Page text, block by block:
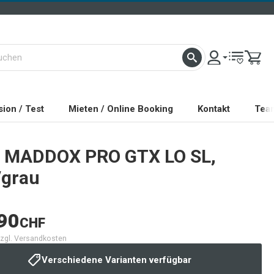
/ Test Mieten / Online Booking Kontakt
MADDOX PRO GTX LO SL,
CHF
Versandkosten
Verschiedene Varianten verfügbar